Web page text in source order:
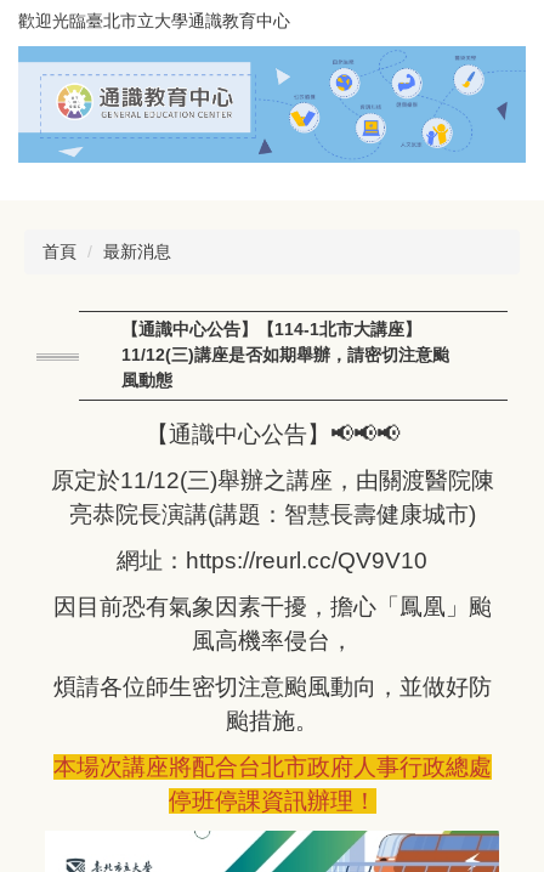
跳
到
主
歡迎光臨臺北市立大學通識教育中心
首頁 最新消息
【通識中心公告】【114-1北市大講座】
11/12(三)講座是否如期舉辦，請密切注意颱
風動態
【通識中心公告】📢📢📢
原定於11/12(三)舉辦之講座，由關渡醫院陳
亮恭院長演講(講題：智慧長壽健康城市)
網址：https://reurl.cc/QV9V10
因目前恐有氣象因素干擾，擔心「鳳凰」颱
風高機率侵台，
煩請各位師生密切注意颱風動向，並做好防
颱措施。
本場次講座將配合台北市政府人事行政總處
停班停課資訊辦理！